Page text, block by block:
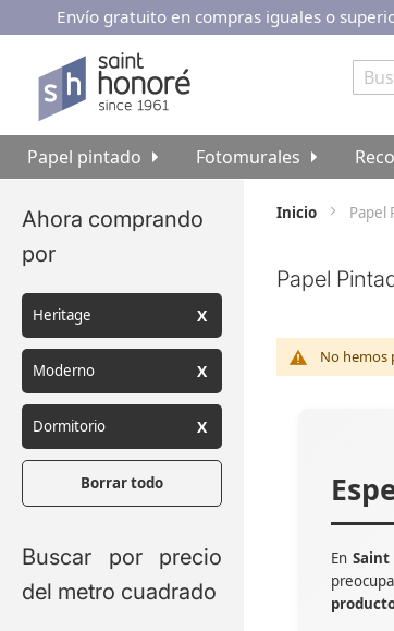
Ir
contenido
Envío gratuito en compras iguales o
Papel pintado Fotomurales
Inicio Papel
Papel
No hemos
En Saint
Buscar por precio
del metro cuadrado
Ahora comprando
por
Heritage
Moderno
Dormitorio
Borrar todo